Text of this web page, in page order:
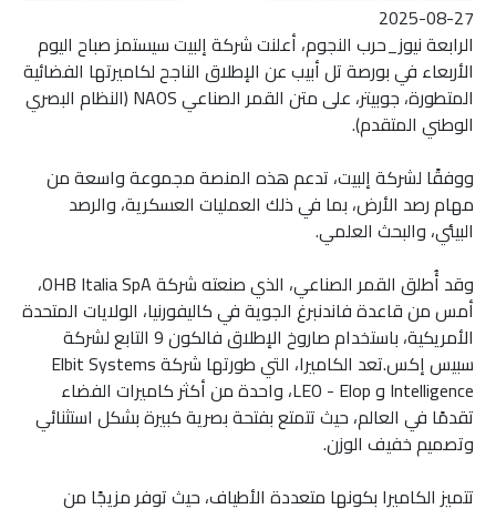
2025-08-27
الرابعة نيوز_حرب النجوم، أعلنت شركة إلبيت سيستمز صباح اليوم
الأربعاء في بورصة تل أبيب عن الإطلاق الناجح لكاميرتها الفضائية
المتطورة، جوبيتر، على متن القمر الصناعي NAOS (النظام البصري
الوطني المتقدم).
ووفقًا لشركة إلبيت، تدعم هذه المنصة مجموعة واسعة من
مهام رصد الأرض، بما في ذلك العمليات العسكرية، والرصد
البيئي، والبحث العلمي.
وقد أُطلق القمر الصناعي، الذي صنعته شركة OHB Italia SpA،
أمس من قاعدة فاندنبرغ الجوية في كاليفورنيا، الولايات المتحدة
الأمريكية، باستخدام صاروخ الإطلاق فالكون 9 التابع لشركة
سبيس إكس.تعد الكاميرا، التي طورتها شركة Elbit Systems
Intelligence و LEO - Elop، واحدة من أكثر كاميرات الفضاء
تقدمًا في العالم، حيث تتمتع بفتحة بصرية كبيرة بشكل استثنائي
وتصميم خفيف الوزن.
تتميز الكاميرا بكونها متعددة الأطياف، حيث توفر مزيجًا من